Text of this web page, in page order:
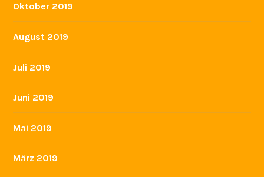
Oktober 2019
August 2019
Juli 2019
Juni 2019
Mai 2019
März 2019